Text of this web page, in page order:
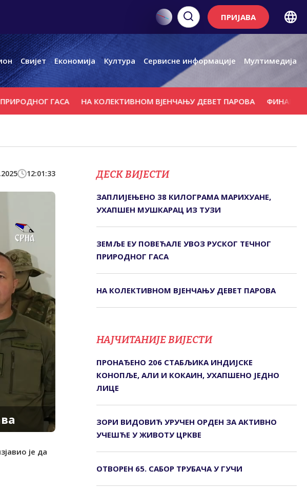
ПРИЈАВА
Свијет Економија Култура Сервисне информације Мултимедија
ГАСА НА КОЛЕКТИВНОМ ВЈЕНЧАЊУ ДЕВЕТ ПАРОВА
12:01:33
је да
ДЕСК ВИЈЕСТИ
ЗАПЛИЈЕЊЕНО 38 КИЛОГРАМА МАРИХУАНЕ,
УХАПШЕН МУШКАРАЦ ИЗ ТУЗИ
ЗЕМЉЕ ЕУ ПОВЕЋАЛЕ УВОЗ РУСКОГ ТЕЧНОГ
ПРИРОДНОГ ГАСА
НА КОЛЕКТИВНОМ ВЈЕНЧАЊУ ДЕВЕТ ПАРОВА
НАЈЧИТАНИЈЕ ВИЈЕСТИ
ПРОНАЂЕНО 206 СТАБЉИКА ИНДИЈСКЕ
КОНОПЉЕ, АЛИ И КОКАИН, УХАПШЕНО ЈЕДНО
ЛИЦЕ
ЗОРИ ВИДОВИЋ УРУЧЕН ОРДЕН ЗА АКТИВНО
УЧЕШЋЕ У ЖИВОТУ ЦРКВЕ
ОТВОРЕН 65. САБОР ТРУБАЧА У ГУЧИ